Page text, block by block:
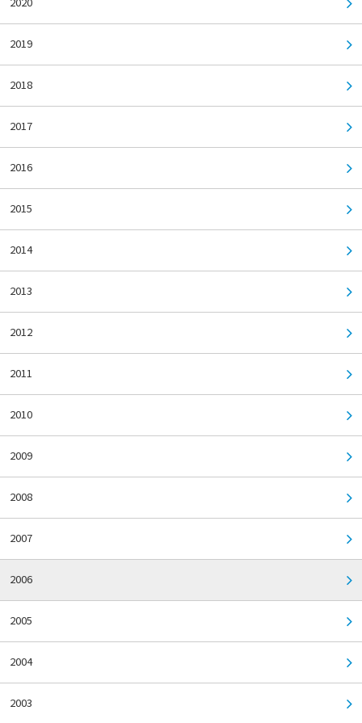
2019
2018
2017
2016
2015
2014
2013
2012
2011
2010
2009
2008
2007
2006
2005
2004
2003